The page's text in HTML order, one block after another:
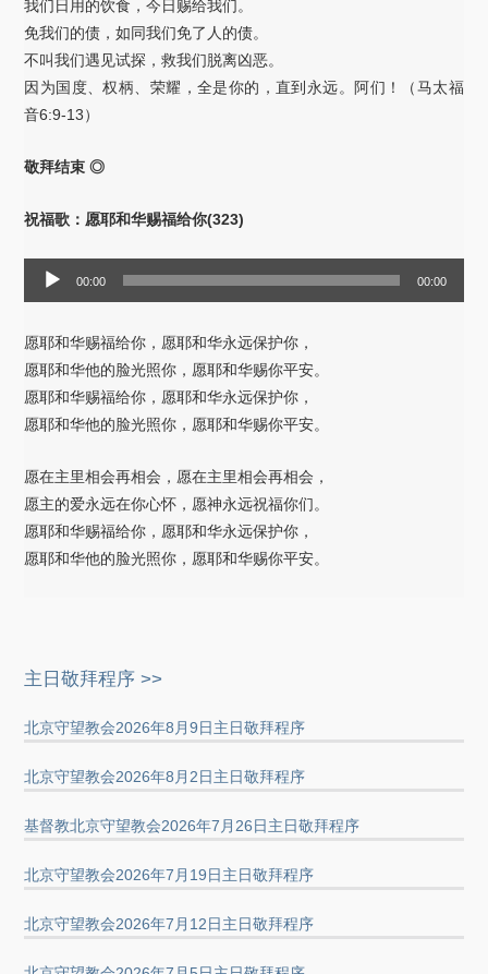
我们日用的饮食，今日赐给我们。
免我们的债，如同我们免了人的债。
不叫我们遇见试探，救我们脱离凶恶。
因为国度、权柄、荣耀，全是你的，直到永远。阿们！（马太福
音6:9-13）
敬拜结束 ◎
祝福歌：愿耶和华赐福给你(323)
放
器
00:00 00:00
愿耶和华赐福给你，愿耶和华永远保护你，
愿耶和华他的脸光照你，愿耶和华赐你平安。
愿耶和华赐福给你，愿耶和华永远保护你，
愿耶和华他的脸光照你，愿耶和华赐你平安。
愿在主里相会再相会，愿在主里相会再相会，
愿主的爱永远在你心怀，愿神永远祝福你们。
愿耶和华赐福给你，愿耶和华永远保护你，
愿耶和华他的脸光照你，愿耶和华赐你平安。
主日敬拜程序 >>
北京守望教会2026年8月9日主日敬拜程序
北京守望教会2026年8月2日主日敬拜程序
基督教北京守望教会2026年7月26日主日敬拜程序
北京守望教会2026年7月19日主日敬拜程序
北京守望教会2026年7月12日主日敬拜程序